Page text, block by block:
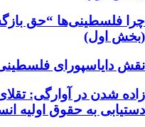
چرا فلسطینی‌ها “حق
(بخش اول)
نقش دایاسپورای
زاده شدن در آوارگی:
دستیابی به حقوق اولیه